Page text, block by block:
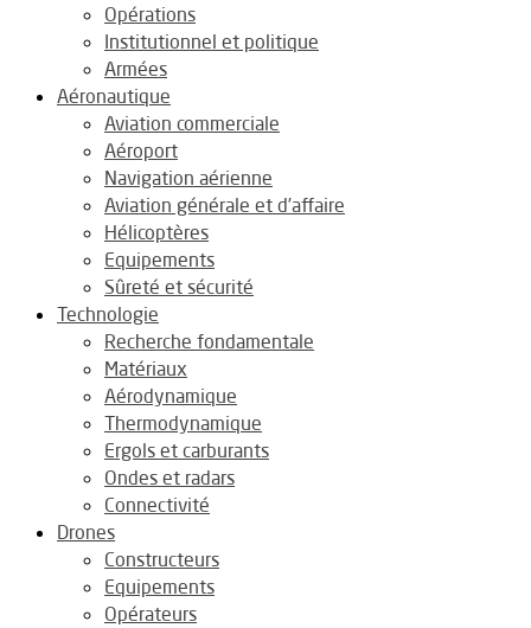
Opérations
Institutionnel et politique
Armées
Aéronautique
Aviation commerciale
Aéroport
Navigation aérienne
Aviation générale et d’affaire
Hélicoptères
Equipements
Sûreté et sécurité
Technologie
Recherche fondamentale
Matériaux
Aérodynamique
Thermodynamique
Ergols et carburants
Ondes et radars
Connectivité
Drones
Constructeurs
Equipements
Opérateurs